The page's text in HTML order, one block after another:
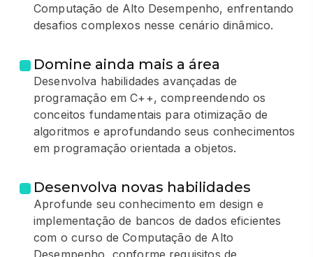
Computação de Alto Desempenho, enfrentando
desafios complexos nesse cenário dinâmico.
Domine ainda mais a área
Desenvolva habilidades avançadas de
programação em C++, compreendendo os
conceitos fundamentais para otimização de
algoritmos e aprofundando seus conhecimentos
em programação orientada a objetos.
Desenvolva novas habilidades
Aprofunde seu conhecimento em design e
implementação de bancos de dados eficientes
com o curso de Computação de Alto
Desempenho, conforme requisitos de